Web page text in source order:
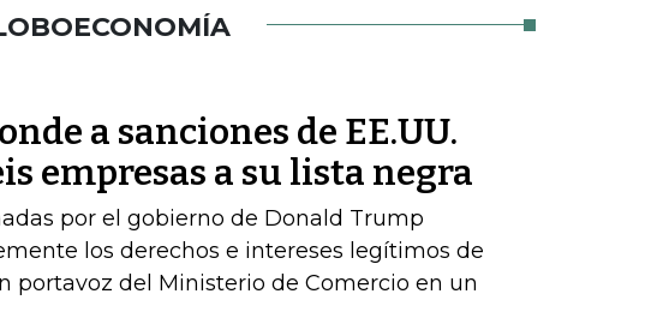
a sanciones de EE.UU.
empresas a su lista negra
por el gobierno de Donald Trump
los derechos e intereses legítimos de
portavoz del Ministerio de Comercio en un